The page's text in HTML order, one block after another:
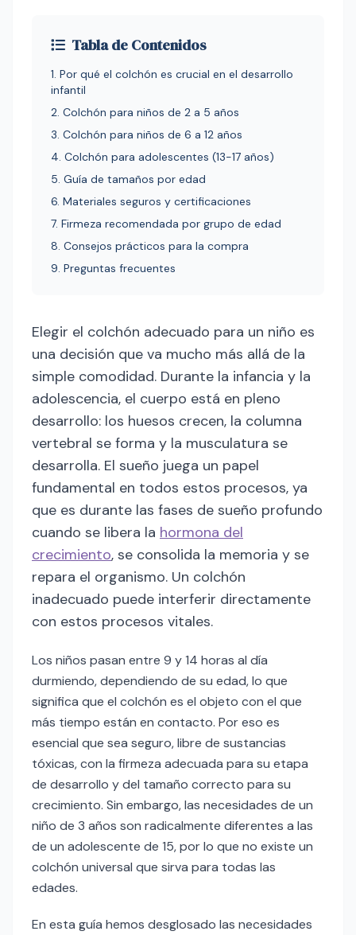
Tabla de Contenidos
1. Por qué el colchón es crucial en el desarrollo
infantil
2. Colchón para niños de 2 a 5 años
3. Colchón para niños de 6 a 12 años
4. Colchón para adolescentes (13-17 años)
5. Guía de tamaños por edad
6. Materiales seguros y certificaciones
7. Firmeza recomendada por grupo de edad
8. Consejos prácticos para la compra
9. Preguntas frecuentes
Elegir el colchón adecuado para un niño es
una decisión que va mucho más allá de la
simple comodidad. Durante la infancia y la
adolescencia, el cuerpo está en pleno
desarrollo: los huesos crecen, la columna
vertebral se forma y la musculatura se
desarrolla. El sueño juega un papel
fundamental en todos estos procesos, ya
que es durante las fases de sueño profundo
cuando se libera la hormona del
crecimiento, se consolida la memoria y se
repara el organismo. Un colchón
inadecuado puede interferir directamente
con estos procesos vitales.
Los niños pasan entre 9 y 14 horas al día
durmiendo, dependiendo de su edad, lo que
significa que el colchón es el objeto con el que
más tiempo están en contacto. Por eso es
esencial que sea seguro, libre de sustancias
tóxicas, con la firmeza adecuada para su etapa
de desarrollo y del tamaño correcto para su
crecimiento. Sin embargo, las necesidades de un
niño de 3 años son radicalmente diferentes a las
de un adolescente de 15, por lo que no existe un
colchón universal que sirva para todas las
edades.
En esta guía hemos desglosado las necesidades